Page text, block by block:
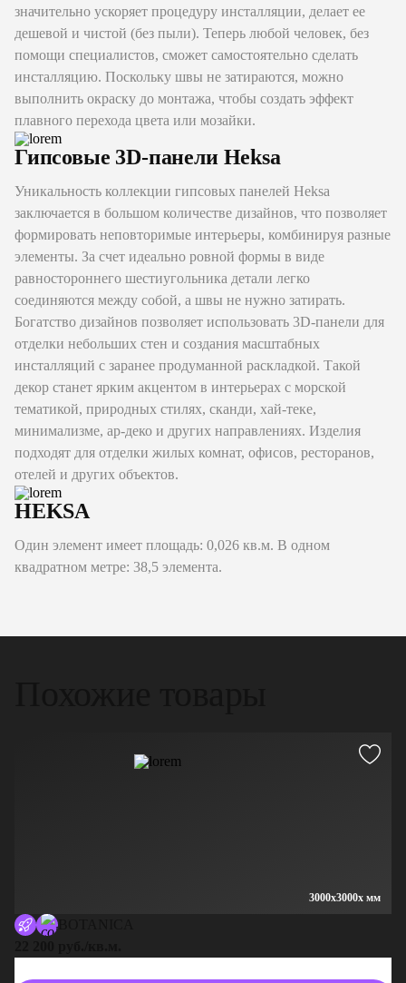
значительно ускоряет процедуру инсталляции, делает ее
дешевой и чистой (без пыли). Теперь любой человек, без
помощи специалистов, сможет самостоятельно сделать
инсталляцию. Поскольку швы не затираются, можно
выполнить окраску до монтажа, чтобы создать эффект
плавного перехода цвета или мозайки.
Гипсовые 3D-панели Heksa
Уникальность коллекции гипсовых панелей Heksa
заключается в большом количестве дизайнов, что позволяет
формировать неповторимые интерьеры, комбинируя разные
элементы. За счет идеально ровной формы в виде
равностороннего шестиугольника детали легко
соединяются между собой, а швы не нужно затирать.
Богатство дизайнов позволяет использовать 3D-панели для
отделки небольших стен и создания масштабных
инсталляций с заранее продуманной раскладкой. Такой
декор станет ярким акцентом в интерьерах с морской
тематикой, природных стилях, сканди, хай-теке,
минимализме, ар-деко и других направлениях. Изделия
подходят для отделки жилых комнат, офисов, ресторанов,
отелей и других объектов.
HEKSA
Один элемент имеет площадь: 0,026 кв.м. В одном
квадратном метре: 38,5 элемента.
3000x3000x мм